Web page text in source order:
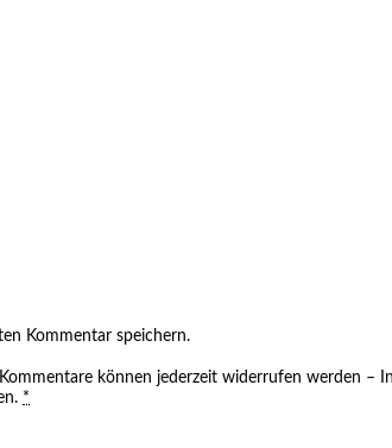
Kommentar speichern.
können jederzeit widerrufen werden
*